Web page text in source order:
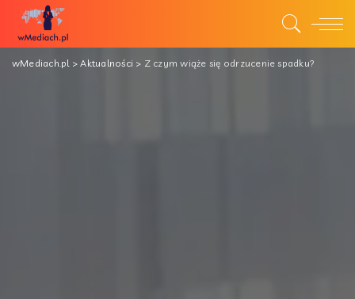
wMediach.pl>Aktualności > Z czym wiąże się odrzucenie spadku?